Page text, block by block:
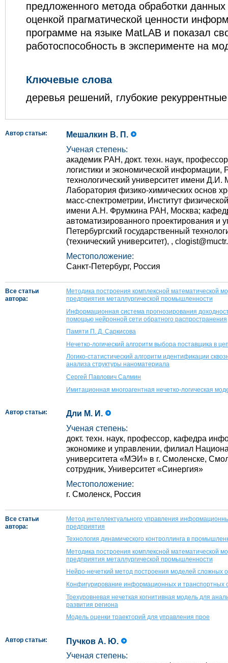
предложенного метода обработки
оценкой прагматической ценности
программе на языке MatLAB и показал
работоспособность в эксперименте на
Ключевые слова
деревья решений, глубокие
Автор статьи:
Мешалкин В. П.
Ученая степень:
академик РАН, докт. техн. наук,
логистики и экономической информации,
технологический университет имени
Лаборатория физико-химических основ
масс-спектрометрии, Институт
имени А.Н. Фрумкина РАН, Москва;
автоматизированного проектирования и
Петербургский государственный
(технический университет), ,
Местоположение:
Санкт-Петербург, Россия
Все статьи
автора:
Методика построения комплексной математической
предприятия металлургической промышленности
Информационная система прогнозирования
помощью нейронной сети обратного распространения
Памяти П. Д. Саркисова
Нечетко-логический алгоритм выбора поставщика в
Логико-статистический алгоритм идентификации
анализа структуры наноматериала
Сергей Павлович Салмин
Имитационная многоагентная нечетко-логическая
Автор статьи:
Дли М. И.
Ученая степень:
докт. техн. наук, профессор, кафедра
экономике и управлении, филиал
университета «МЭИ» в г. Смоленске,
сотрудник, Университет «Синергия»
Местоположение:
г. Смоленск, Россия
Все статьи
автора:
Метод интеллектуального управления
предприятия
Технология динамического контроллинга в
Методика построения комплексной математической
предприятия металлургической промышленности
Нейро-нечеткий метод построения моделей сложных
Конфигурирование информационных и транспортных
Трехуровневая нечеткая когнитивная модель для
развития региона
Модель оценки траекторий для управления прое
Автор статьи:
Пучков А. Ю.
Ученая степень: